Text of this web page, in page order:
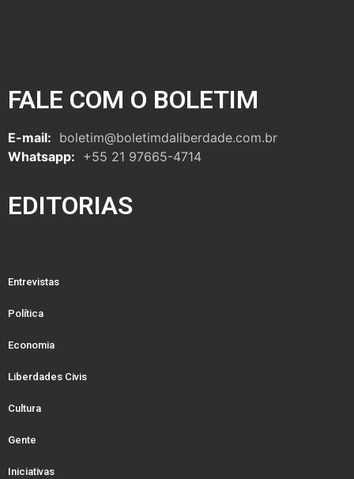
FALE COM O BOLETIM
E-mail: boletim@boletimdaliberdade.com.br
Whatsapp: +55 21 97665-4714
EDITORIAS
Entrevistas
Política
Economia
Liberdades Civis
Cultura
Gente
Iniciativas